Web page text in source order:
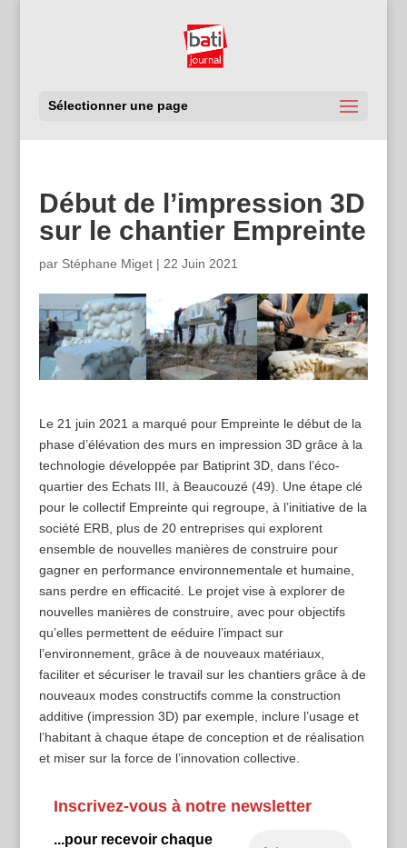
Sélectionner une page
Début de l’impression 3D
sur le chantier Empreinte
par Stéphane Miget| 22 Juin 2021
Le 21 juin 2021 a marqué pour Empreinte le début de la
phase d’élévation des murs en impression 3D grâce à la
technologie développée par Batiprint 3D, dans l’éco-
quartier des Echats III, à Beaucouzé (49). Une étape clé
pour le collectif Empreinte qui regroupe, à l’initiative de la
société ERB, plus de 20 entreprises qui explorent
ensemble de nouvelles manières de construire pour
gagner en performance environnementale et humaine,
sans perdre en efficacité. Le projet vise à explorer de
nouvelles manières de construire, avec pour objectifs
qu’elles permettent de eéduire l’impact sur
l’environnement, grâce à de nouveaux matériaux,
faciliter et sécuriser le travail sur les chantiers grâce à de
nouveaux modes constructifs comme la construction
additive (impression 3D) par exemple, inclure l’usage et
l’habitant à chaque étape de conception et de réalisation
et miser sur la force de l’innovation collective.
Inscrivez-vous à notre newsletter
...pour recevoir chaque